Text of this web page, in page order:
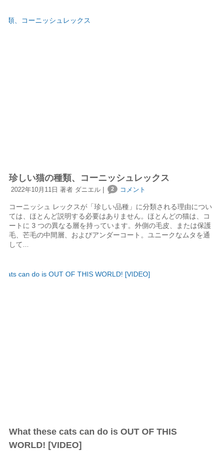
珍しい猫の種類、コーニッシュレックス
2022年10月11日 著者 ダニエル | 2 コメント
コーニッシュ レックスが「珍しい品種」に分類される理由につい
ては、ほとんど説明する必要はありません。ほとんどの猫は、コ
ートに 3 つの異なる層を持っています。外側の毛皮、または保護
毛、芒毛の中間層、およびアンダーコート。ユニークなムタを通
して...
What these cats can do is OUT OF THIS
WORLD! [VIDEO]